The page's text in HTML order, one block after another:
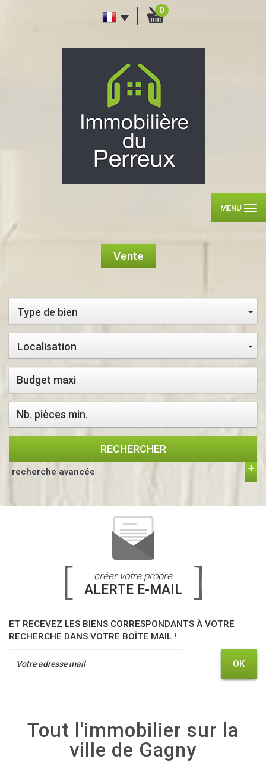
0
MENU
Vente
Type de bien
Localisation
RECHERCHER
recherche avancée
créer votre propre
ALERTE E-MAIL
ET RECEVEZ LES BIENS CORRESPONDANTS À VOTRE
RECHERCHE DANS VOTRE BOÎTE MAIL !
OK
Tout l'immobilier sur la
ville de Gagny